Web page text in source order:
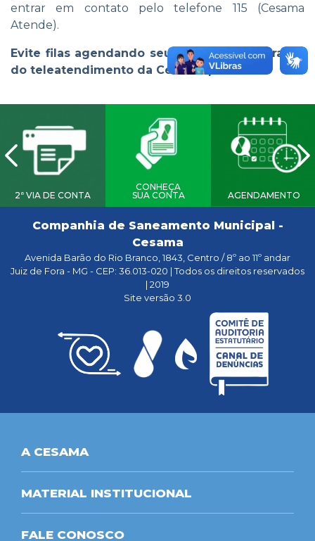
entrar em contato pelo telefone 115 (Cesama
Atende).
Evite filas agendando seu atendimento através
do teleatendimento da Cesama pelo 115.
2ª VIA DE CONTA
CONHEÇA
SUA CONTA
AGENDAMENTO
Companhia de Saneamento Municipal -
Cesama
Avenida Barão do Rio Branco, 1843, Centro / 8º ao 11º andar
Juiz de Fora - MG - CEP: 36.013-020 | Todos os direitos reservados
| 2019
Site versão 3.0
A CESAMA
MATERIAL INSTITUCIONAL
FALE CONOSCO